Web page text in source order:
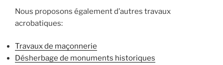
Nous proposons également d’autres travaux
acrobatiques:
Travaux de maçonnerie
Désherbage de monuments historiques